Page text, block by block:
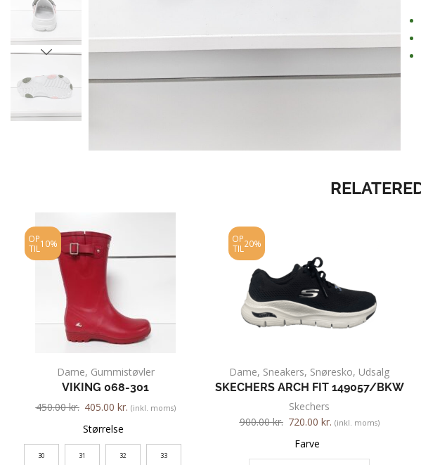
OP
TIL 10%
Dame, Gummistøvler
VIKING 068-301
450.00kr. 405.00 kr. (inkl. moms)
Størrelse
30 31 32 33
OP
TIL 20%
Dame, Sneakers, Snøresko, Udsalg
SKECHERS ARCH FIT 149057/BKW
Skechers
900.00kr. 720.00 kr. (inkl. moms)
Farve